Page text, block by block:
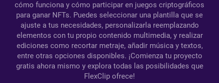
cómo funciona y cómo participar en juegos criptográficos
para ganar NFTs. Puedes seleccionar una plantilla que se
ajuste a tus necesidades, personalizarla reemplazando
elementos con tu propio contenido multimedia, y realizar
ediciones como recortar metraje, añadir música y textos,
entre otras opciones disponibles. ¡Comienza tu proyecto
gratis ahora mismo y explora todas las posibilidades que
FlexClip ofrece!